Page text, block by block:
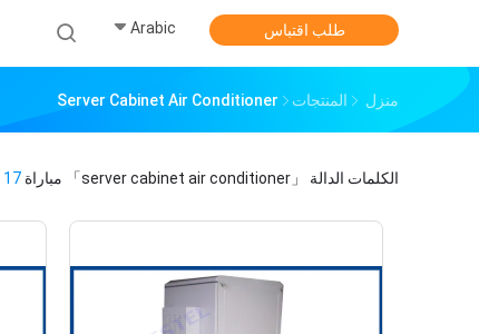
Arabic طلب اقتباس
منزل المنتجات Server Cabinet Air Conditioner
الكلمات الدالة 「server cabinet air conditioner」 مباراة 17